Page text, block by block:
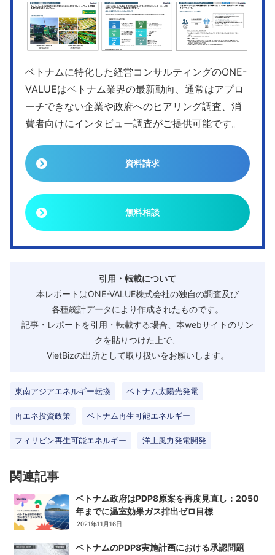
ベトナムに特化した経営コンサルティングのONE-
VALUEはベトナム業界の最新動向、通常はアプロ
ーチできない企業や政府へのヒアリング調査、消
費者向けにインタビュー調査がご提供可能です。
資料請求
無料相談
引用・転載について
本レポートはONE-VALUE株式会社の独自の調査及び
各種統計データにより作成されたものです。
記事・レポートを引用・転載する場合、本webサイトのリン
クを貼りつけた上で、
VietBizの出所として取り扱いをお願いします。
東南アジアエネルギー転換 ベトナム太陽光発電
再エネ投資政策 ベトナム再生可能エネルギー
フィリピン再生可能エネルギー 洋上風力発電開発
関連記事
ベトナム政府はPDP8原案を再度見直し：2050
年までに温室効果ガス排出ゼロ目標
2021年11月16日
ベトナムのPDP8実施計画における承認問題